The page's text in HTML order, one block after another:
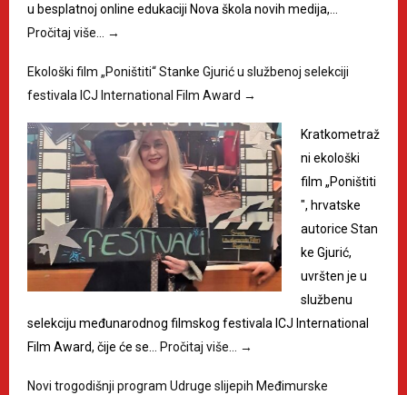
u besplatnoj online edukaciji Nova škola novih medija,…
Pročitaj više…
→
Ekološki film „Poništiti“ Stanke Gjurić u službenoj selekciji
festivala ICJ International Film Award →
Kratkometraž
ni ekološki
film „Poništiti
", hrvatske
autorice Stan
ke Gjurić,
uvršten je u
službenu
selekciju međunarodnog filmskog festivala ICJ International
Film Award, čije će se…
Pročitaj više… →
Novi trogodišnji program Udruge slijepih Međimurske